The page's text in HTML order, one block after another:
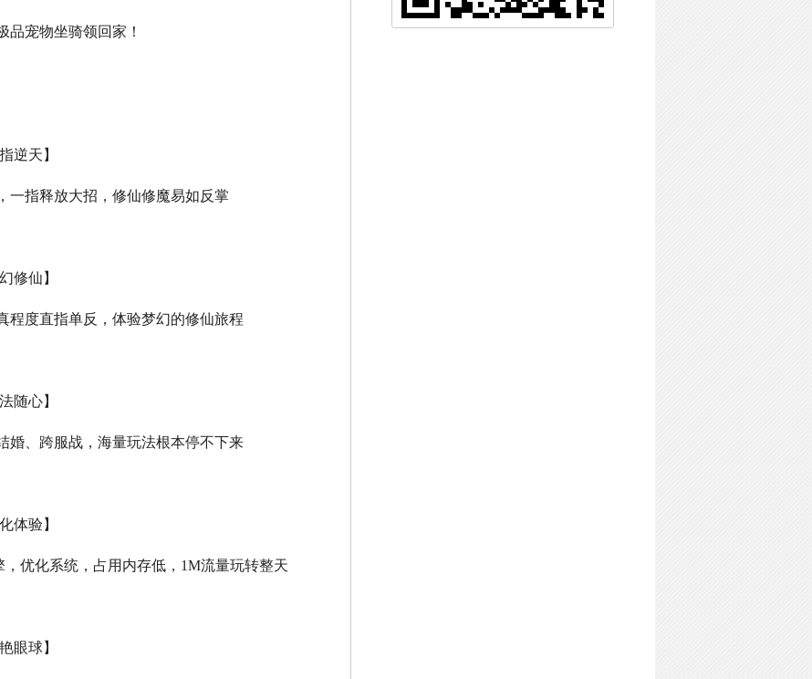
品宠物坐骑领回家！
逆天】
一指释放大招，修仙修魔易如反掌
修仙】
程度直指单反，体验梦幻的修仙旅程
随心】
婚、跨服战，海量玩法根本停不下来
体验】
，优化系统，占用内存低， 1M流量玩转整天
眼球】